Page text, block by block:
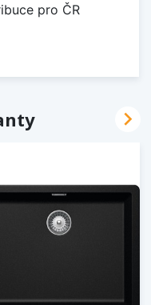
pro ČR
